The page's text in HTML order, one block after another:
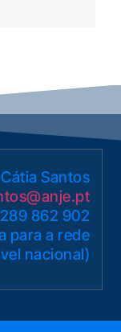
Cátia Santos
862 902
para a rede
nacional)